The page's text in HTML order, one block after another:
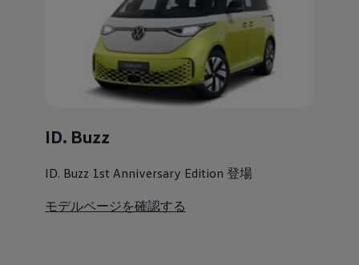
ID. Buzz
ID. Buzz 1st Anniversary Edition 登場
モデルページを確認する